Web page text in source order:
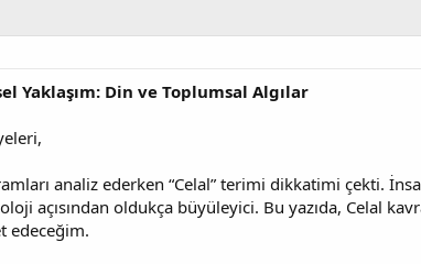
Yaklaşım: Din ve Toplumsal Algılar
analiz ederken “Celal” terimi dikkatimi çekti.
açısından oldukça büyüleyici. Bu yazıda, Celal
edeceğim.